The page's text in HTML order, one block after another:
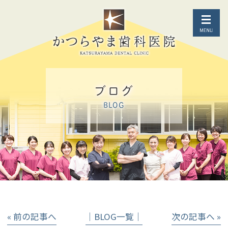
ブログ
BLOG
« 前の記事へ │BLOG一覧│ 次の記事へ »